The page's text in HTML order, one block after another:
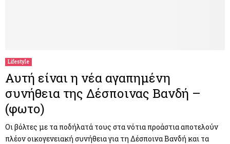
Lifestyle
Αυτή είναι η νέα αγαπημένη
συνήθεια της Δέσποινας Βανδή –
(φωτο)
Οι βόλτες με τα ποδήλατά τους στα νότια προάστια αποτελούν
πλέον οικογενειακή συνήθεια για τη Δέσποινα Βανδή και τα